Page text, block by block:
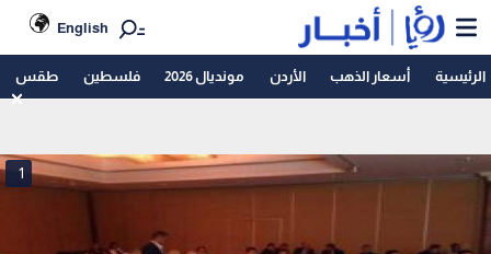
English
الرئيسية أسعار الذهب الأردن مونديال 2026 فلسطين طقس
1